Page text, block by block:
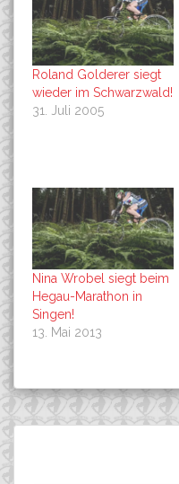
Roland Golderer siegt
wieder im Schwarzwald!
31. Juli 2005
Nina Wrobel siegt beim
Hegau-Marathon in
Singen!
13. Mai 2013